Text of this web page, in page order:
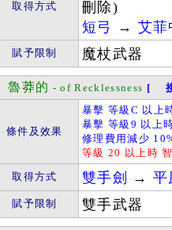
取得方式
刪除)
短弓
→ 艾菲
賦予限制 魔杖武器
魯莽的 - of Recklessness [
條件及效果
暴擊 等級C 以上
暴擊 等級9 以上
修理費用減少
等級 20 以上時
取得方式
雙手劍 → 平
賦予限制 雙手武器